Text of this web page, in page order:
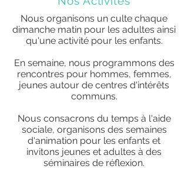
Nous organisons un culte chaque
dimanche matin pour les adultes ainsi
qu'une activité pour les enfants.
En semaine, nous programmons des
rencontres pour hommes, femmes,
jeunes autour de centres d'intérêts
communs.
Nous consacrons du temps à l'aide
sociale, organisons des semaines
d'animation pour les enfants et
invitons jeunes et adultes à des
séminaires de réflexion.